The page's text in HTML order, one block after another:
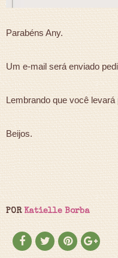
Parabéns Any.
Um e-mail será enviado
Lembrando que você
Beijos.
PORKatielle Borba